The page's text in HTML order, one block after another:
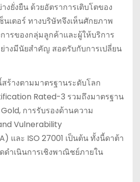
งยั่งยืน ด้วยอัตราการเติบโตของ
นเตอร์ ทางบริษัทจึงเห็นศักยภาพ
ารของกลุ่มลูกค้าและผู้ให้บริการ
างมีนัยสำคัญ สอดรับกับการเปลี่ยน
ร้างตามมาตรฐานระดับโลก
Rated-3 รวมถึงมาตรฐาน
Gold, การรับรองด้านความ
Vulnerability
และ ISO 27001 เป็นต้น ทั้งนี้ดาต้า
ดำเนินการเชิงพาณิชย์ภายใน